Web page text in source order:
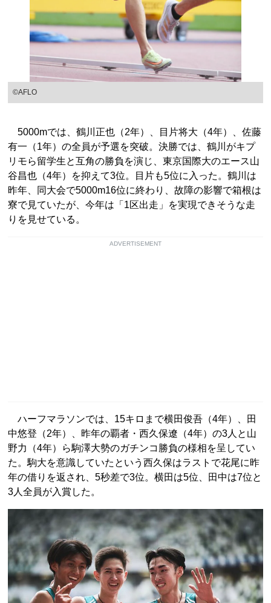
©AFLO
5000mでは、鶴川正也（2年）、目片将大（4年）、佐藤
有一（1年）の全員が予選を突破。決勝では、鶴川がキプ
リモら留学生と互角の勝負を演じ、東京国際大のエース山
谷昌也（4年）を抑えて3位。目片も5位に入った。鶴川は
昨年、同大会で5000m16位に終わり、故障の影響で箱根は
寮で見ていたが、今年は「1区出走」を実現できそうな走
りを見せている。
ADVERTISEMENT
ハーフマラソンでは、15キロまで横田俊吾（4年）、田
中悠登（2年）、昨年の覇者・西久保遼（4年）の3人と山
野力（4年）ら駒澤大勢のガチンコ勝負の様相を呈してい
た。駒大を意識していたという西久保はラストで花尾に昨
年の借りを返され、5秒差で3位。横田は5位、田中は7位と
3人全員が入賞した。